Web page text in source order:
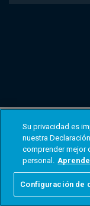
Su privacidad es
nuestra
comprender mejor
personal.
Configuración de